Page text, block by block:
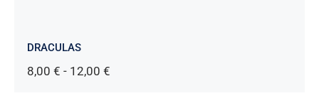
DRACULAS
8,00 € - 12,00 €Rango